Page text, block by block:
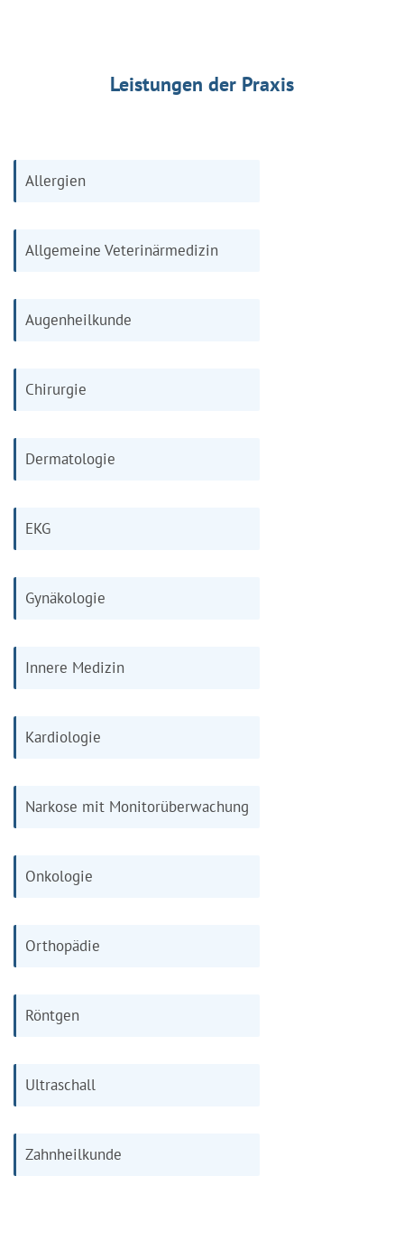
Leistungen der Praxis
Allergien
Allgemeine Veterinärmedizin
Augenheilkunde
Chirurgie
Dermatologie
EKG
Gynäkologie
Innere Medizin
Kardiologie
Narkose mit Monitorüberwachung
Onkologie
Orthopädie
Röntgen
Ultraschall
Zahnheilkunde